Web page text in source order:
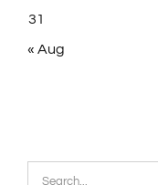
31
« Aug
Search